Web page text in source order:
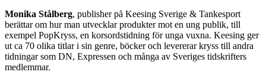
Monika Stålberg, publisher på Keesing Sverige & Tankesport
berättar om hur man utvecklar produkter mot en ung publik, till
exempel PopKryss, en korsordstidning för unga vuxna. Keesing ger
ut ca 70 olika titlar i sin genre, böcker och levererar kryss till andra
tidningar som DN, Expressen och många av Sveriges tidskrifters
medlemmar.